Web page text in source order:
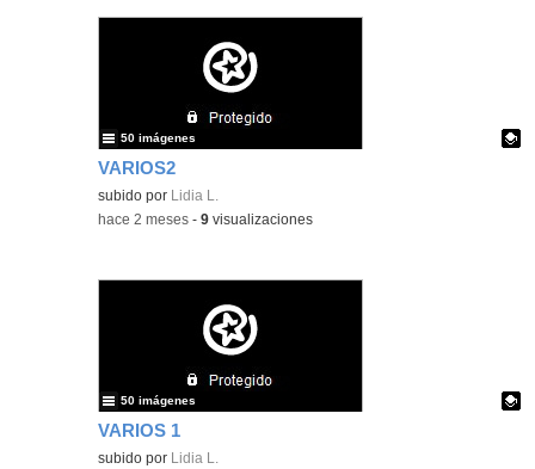
VARIOS2
Contenido educativo.
subido por Lidia L.
50 imágenes
-hace 2 meses -9 visualizaciones
VARIOS 1
Contenido educativo.
subido por Lidia L.
50 imágenes